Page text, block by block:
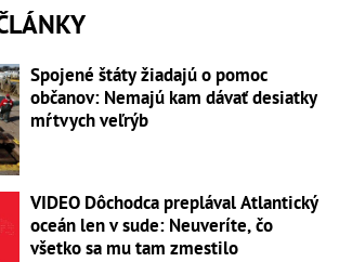
Spojené štáty žiadajú o pomoc
občanov: Nemajú kam dávať desiatky
mŕtvych veľrýb
VIDEO Dôchodca preplával Atlantický
oceán len v sude: Neuveríte, čo
všetko sa mu tam zmestilo